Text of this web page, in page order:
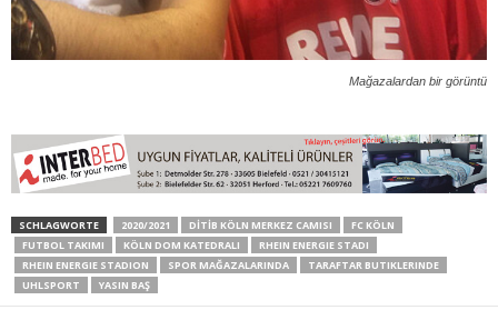
Mağazalardan bir görüntü
SCHLAGWORTE 2020/2021 DİTİB KÖLN MERKEZ CAMISI
FC KÖLN
FUTBOL TAKIMI
KÖLN DOM KATEDRALI
RHEIN ENERGIE STADI
RHEIN ENERGIE STADION
SPOR MAĞAZALARINDA
TARAFTAR BUTIKLERINDE
UHLSPORT
YASIN BAŞ